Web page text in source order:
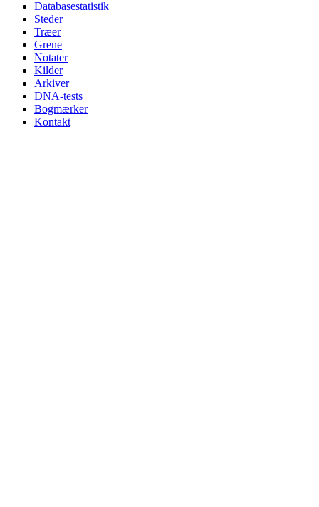
Databasestatistik
Steder
Træer
Grene
Notater
Kilder
Arkiver
DNA-tests
Bogmærker
Kontakt